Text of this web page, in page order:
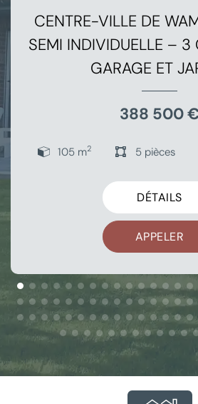
CENTRE-VILLE DE
SEMI INDIVIDUELLE – 3
GARAGE ET
388 500
105 m2 5 pièces
DÉTAILS
APPELER